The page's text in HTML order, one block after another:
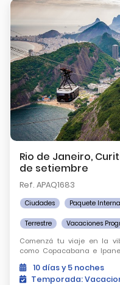
Rio de Janeiro,
de setiembre
Ref. APAQ1683
Ciudades Paquete
Terrestre Vacaciones
Comenzá tu viaje en la
como Copacabana e
Camboriú.
10 díasy 5 noches
Temporada: